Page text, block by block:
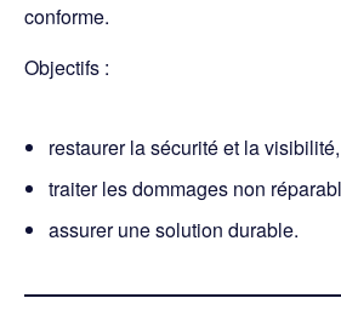
conforme.
Objectifs :
restaurer la sécurité et la visibilité,
traiter les dommages non
assurer une solution durable.